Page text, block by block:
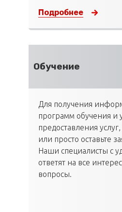
Подробнее
Обучение
Для получения
программ обучения и
предоставления
или просто оставьте
Наши специалисты с
ответят на все
вопросы.